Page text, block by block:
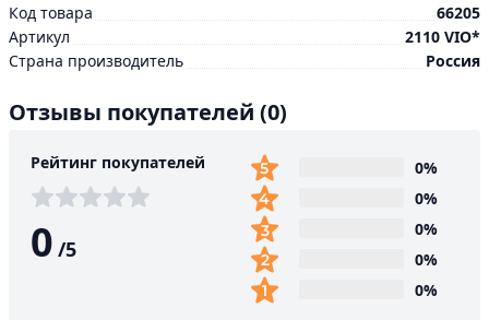
Код товара
66205
Артикул
2110 VIO*
Страна производитель
Россия
Отзывы покупателей (0)
Рейтинг покупателей
0 /5
0%
0%
0%
0%
0%